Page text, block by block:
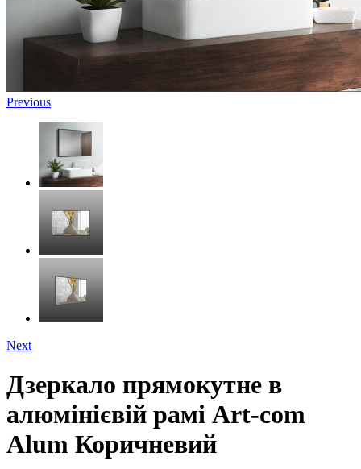
Previous
Next
Дзеркало прямокутне в
алюмінієвій рамі Art-com
Alum Коричневий